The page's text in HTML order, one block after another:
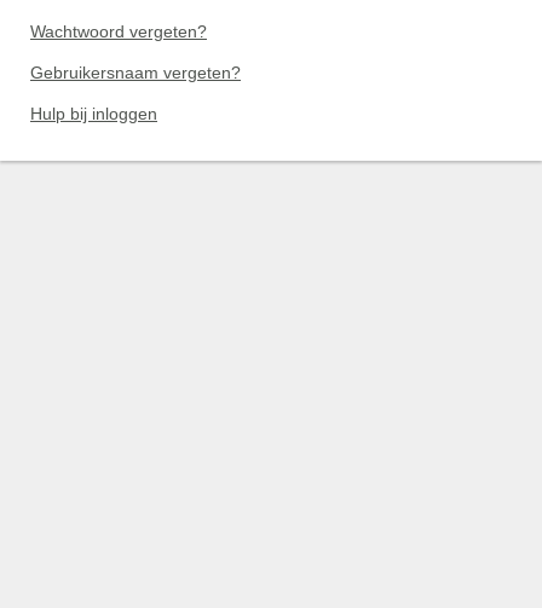
Wachtwoord vergeten?
Gebruikersnaam vergeten?
Hulp bij inloggen